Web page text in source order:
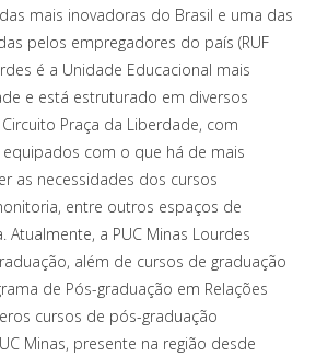
mais inovadoras do Brasil e uma das
pelos empregadores do país (RUF
é a Unidade Educacional mais
e está estruturado em diversos
Praça da Liberdade, com
com o que há de mais
as necessidades dos cursos
entre outros espaços de
Atualmente, a PUC Minas Lourdes
além de cursos de graduação
de Pós-graduação em Relações
cursos de pós-graduação
Minas, presente na região desde